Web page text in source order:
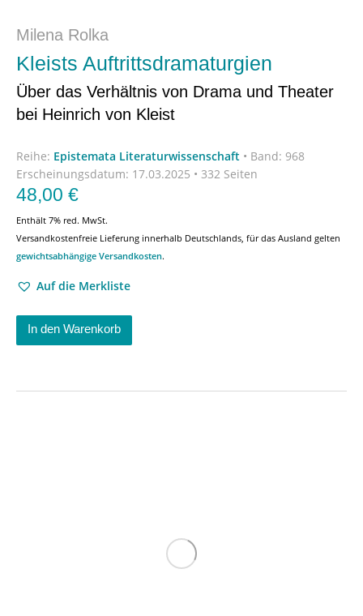
Milena Rolka
Kleists Auftrittsdramaturgien
Über das Verhältnis von Drama und Theater
bei Heinrich von Kleist
Reihe: Epistemata Literaturwissenschaft • Band: 968
Erscheinungsdatum: 17.03.2025 • 332 Seiten
48,00 €
Enthält 7% red. MwSt.
Versandkostenfreie Lieferung innerhalb Deutschlands, für das Ausland gelten
gewichtsabhängige Versandkosten.
Auf die Merkliste
In den Warenkorb